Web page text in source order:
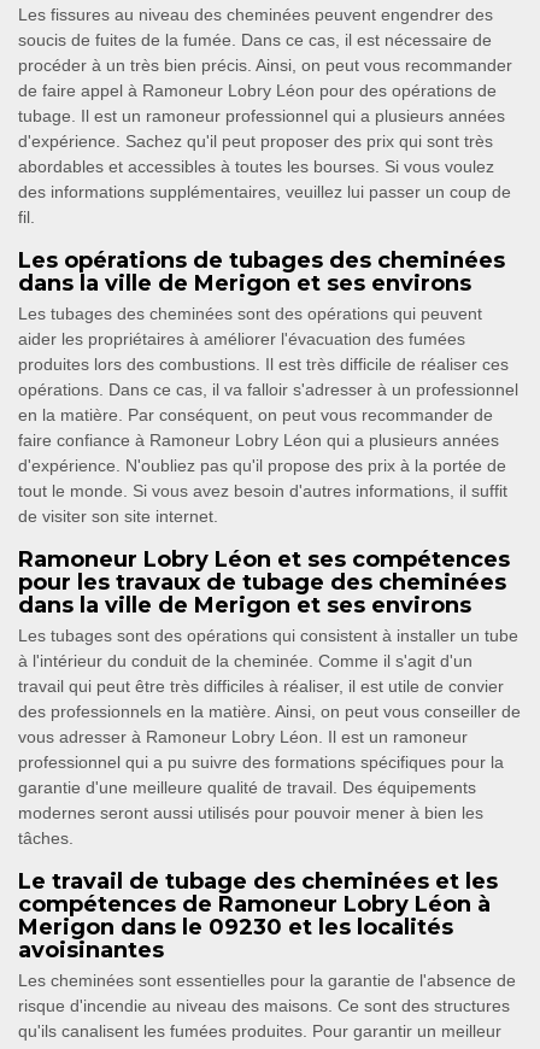
Les fissures au niveau des cheminées peuvent engendrer des
soucis de fuites de la fumée. Dans ce cas, il est nécessaire de
procéder à un très bien précis. Ainsi, on peut vous recommander
de faire appel à Ramoneur Lobry Léon pour des opérations de
tubage. Il est un ramoneur professionnel qui a plusieurs années
d'expérience. Sachez qu'il peut proposer des prix qui sont très
abordables et accessibles à toutes les bourses. Si vous voulez
des informations supplémentaires, veuillez lui passer un coup de
fil.
Les opérations de tubages des cheminées
dans la ville de Merigon et ses environs
Les tubages des cheminées sont des opérations qui peuvent
aider les propriétaires à améliorer l'évacuation des fumées
produites lors des combustions. Il est très difficile de réaliser ces
opérations. Dans ce cas, il va falloir s'adresser à un professionnel
en la matière. Par conséquent, on peut vous recommander de
faire confiance à Ramoneur Lobry Léon qui a plusieurs années
d'expérience. N'oubliez pas qu'il propose des prix à la portée de
tout le monde. Si vous avez besoin d'autres informations, il suffit
de visiter son site internet.
Ramoneur Lobry Léon et ses compétences
pour les travaux de tubage des cheminées
dans la ville de Merigon et ses environs
Les tubages sont des opérations qui consistent à installer un tube
à l'intérieur du conduit de la cheminée. Comme il s'agit d'un
travail qui peut être très difficiles à réaliser, il est utile de convier
des professionnels en la matière. Ainsi, on peut vous conseiller de
vous adresser à Ramoneur Lobry Léon. Il est un ramoneur
professionnel qui a pu suivre des formations spécifiques pour la
garantie d'une meilleure qualité de travail. Des équipements
modernes seront aussi utilisés pour pouvoir mener à bien les
tâches.
Le travail de tubage des cheminées et les
compétences de Ramoneur Lobry Léon à
Merigon dans le 09230 et les localités
avoisinantes
Les cheminées sont essentielles pour la garantie de l'absence de
risque d'incendie au niveau des maisons. Ce sont des structures
qu'ils canalisent les fumées produites. Pour garantir un meilleur